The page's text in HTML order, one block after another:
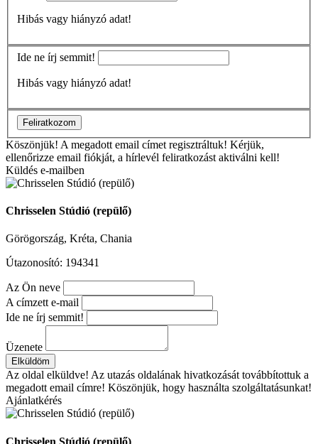
Hibás vagy hiányzó adat!
Ide ne írj semmit!
Hibás vagy hiányzó adat!
Feliratkozom
Köszönjük! A megadott email címet regisztráltuk! Kérjük,
ellenőrizze email fiókját, a hírlevél feliratkozást aktiválni kell!
Küldés e-mailben
Chrisselen Stúdió (repülő)
Görögország, Kréta, Chania
Útazonosító: 194341
Az Ön neve
A címzett e-mail
Ide ne írj semmit!
Üzenete
Elküldöm
Az oldal elküldve! Az utazás oldalának hivatkozását továbbítottuk a
megadott email címre! Köszönjük, hogy használta szolgáltatásunkat!
Ajánlatkérés
Chrisselen Stúdió (repülő)